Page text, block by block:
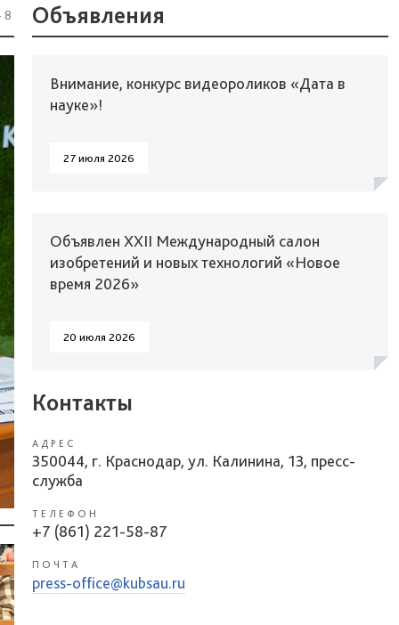
Объявления
Внимание, конкурс видеороликов «Дата в
науке»!
27 июля 2026
Объявлен XXII Международный салон
изобретений и новых технологий «Новое
время 2026»
20 июля 2026
Контакты
АДРЕС
350044, г. Краснодар, ул. Калинина, 13, пресс-
служба
ТЕЛЕФОН
+7 (861) 221-58-87
ПОЧТА
press-office@kubsau.ru